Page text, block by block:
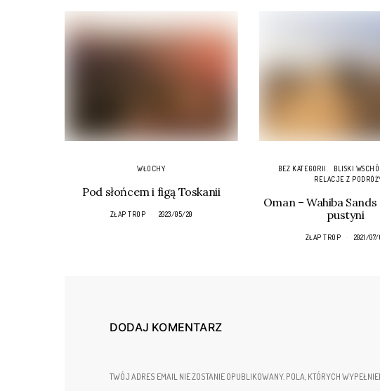
WŁOCHY
Pod słońcem i figą Toskanii
ZŁAP TROP 2023/05/20
BEZ KATEGORII BLISKI
RELACJE Z
Oman – Wahiba
pustyni
ZŁAP TROP 2021/07/
DODAJ KOMENTARZ
TWÓJ ADRES EMAIL NIE ZOSTANIE OPUBLIKOWANY. POLA, KTÓRYCH